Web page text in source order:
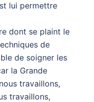
lui permettre
dont se plaint le
de
de soigner les
la Grande
travaillons,
travaillons,